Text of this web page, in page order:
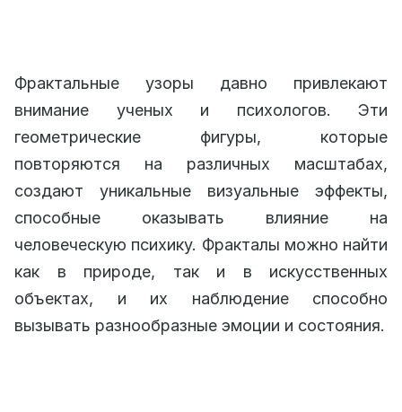
Фрактальные узоры давно привлекают
внимание ученых и психологов. Эти
геометрические фигуры, которые
повторяются на различных масштабах,
создают уникальные визуальные эффекты,
способные оказывать влияние на
человеческую психику. Фракталы можно найти
как в природе, так и в искусственных
объектах, и их наблюдение способно
вызывать разнообразные эмоции и состояния.